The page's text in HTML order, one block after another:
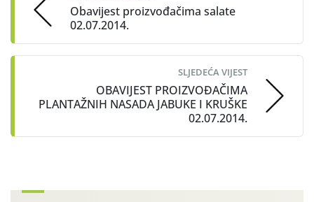
Obavijest proizvođačima salate
02.07.2014.
SLJEDEĆA VIJEST
OBAVIJEST PROIZVOĐAČIMA
PLANTAŽNIH NASADA JABUKE I KRUŠKE
02.07.2014.